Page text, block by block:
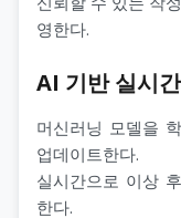
영한다.
AI 기반 실시
머신러닝 모델을
업데이트한다.
실시간으로 이상
한다.